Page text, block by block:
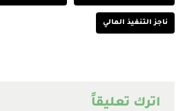
ناجز التنفيذ المالي
اترك تعليقاً